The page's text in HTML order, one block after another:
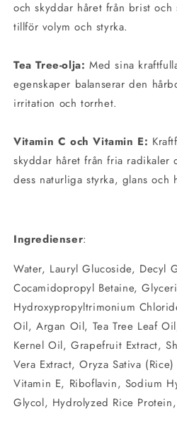
och skyddar håret från brist
tillför volym och styrka.
TeaTree-olja:Med sina
egenskaper balanserar den
irritation och torrhet.
Vitamin C och Vitamin E:
skyddar håret från fria radikaler
dess naturliga styrka, glans och
Ingredienser:
Water, Lauryl Glucoside, Decyl
Cocamidopropyl Betaine,
Hydroxypropyltrimonium
Oil, Argan Oil, Tea Tree Leaf
Kernel Oil, Grapefruit Extract,
Vera Extract, Oryza Sativa
Vitamin E, Riboflavin, Sodium
Glycol, Hydrolyzed Rice